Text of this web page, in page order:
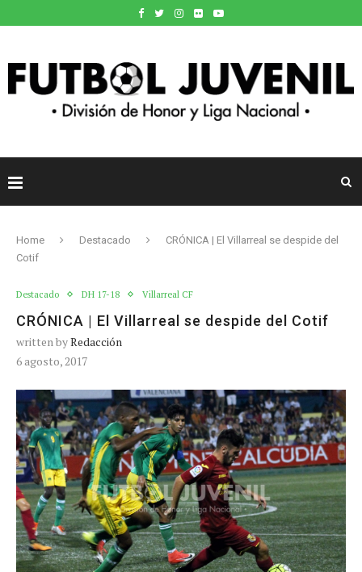
Home Destacado
CRÓNICA | El Villarreal se despide del
Cotif
Destacado DH 17-18 Villarreal CF
CRÓNICA | El Villarreal se despide del Cotif
written byRedacción
6 agosto, 2017